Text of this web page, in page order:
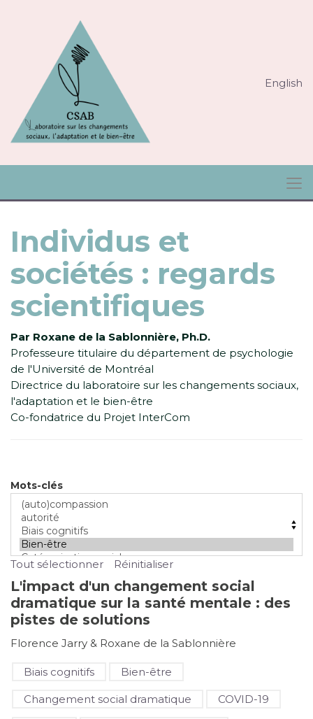
English
Individus et
sociétés : regards
scientifiques
Par Roxane de la Sablonnière, Ph.D.
Professeure titulaire du département de psychologie
de l'Université de Montréal
Directrice du laboratoire sur les changements sociaux,
l'adaptation et le bien-être
Co-fondatrice du Projet InterCom
Mots-clés
Tout sélectionner Réinitialiser
L'impact d'un changement social
dramatique sur la santé mentale : des
pistes de solutions
Florence Jarry & Roxane de la Sablonnière
Biais cognitifs Bien-être
Changement social dramatique COVID-19